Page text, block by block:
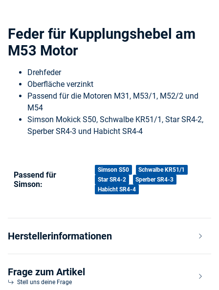
Feder für Kupplungshebel am
M53 Motor
Drehfeder
Oberfläche verzinkt
Passend für die Motoren M31, M53/1, M52/2 und
M54
Simson Mokick S50, Schwalbe KR51/1, Star SR4-2,
Sperber SR4-3 und Habicht SR4-4
Produkteigenschaft
Wert
Passend für
Simson:
Simson S50
Schwalbe KR51/1
Star SR4-2
Sperber SR4-3
Habicht SR4-4
Herstellerinformationen
Frage zum Artikel
Stell uns deine Frage